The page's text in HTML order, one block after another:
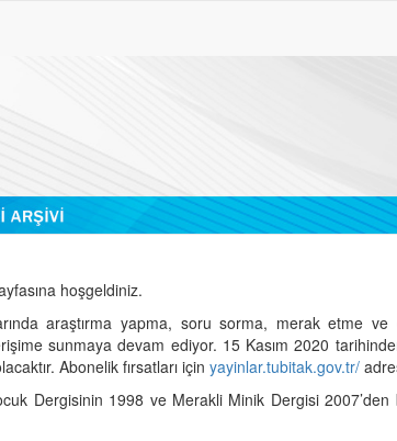
hoşgeldiniz.
araştırma yapma, soru sorma, merak etme ve
sunmaya devam ediyor. 15 Kasım 2020
Abonelik fırsatları için yayinlar.tubitak.gov.tr/
Dergisinin 1998 ve Merakli Minik Dergisi 2007’den